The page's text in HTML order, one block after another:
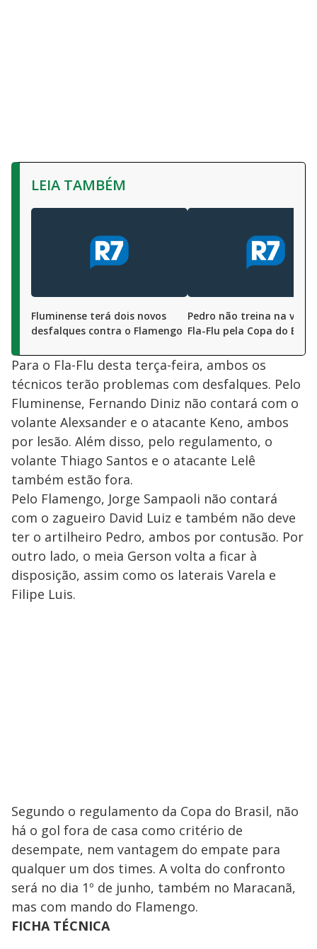
LEIA TAMBÉM
Fluminense terá dois novos
desfalques contra o Flamengo
Pedro não treina na
Fla-Flu pela Copa do
Para o Fla-Flu desta terça-feira, ambos os
técnicos terão problemas com desfalques. Pelo
Fluminense, Fernando Diniz não contará com o
volante Alexsander e o atacante Keno, ambos
por lesão. Além disso, pelo regulamento, o
volante Thiago Santos e o atacante Lelê
também estão fora.
Pelo Flamengo, Jorge Sampaoli não contará
com o zagueiro David Luiz e também não deve
ter o artilheiro Pedro, ambos por contusão. Por
outro lado, o meia Gerson volta a ficar à
disposição, assim como os laterais Varela e
Filipe Luis.
Segundo o regulamento da Copa do Brasil, não
há o gol fora de casa como critério de
desempate, nem vantagem do empate para
qualquer um dos times. A volta do confronto
será no dia 1º de junho, também no Maracanã,
mas com mando do Flamengo.
FICHA TÉCNICA